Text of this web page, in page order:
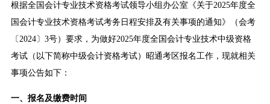
根据全国会计专业技术资格考试领导小组办公室《关于2025年度全
国会计专业技术资格考试考务日程安排及有关事项的通知》（会考
〔2024〕3号）要求，为做好2025年度全国会计专业技术中级资格
考试（以下简称中级会计资格考试）昭通考区报名工作，现就相关
事项公告如下：
一、报名及缴费时间